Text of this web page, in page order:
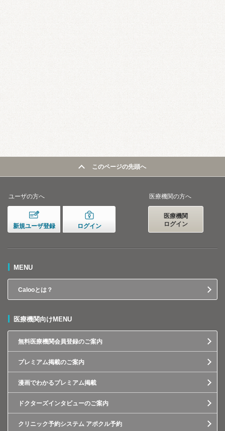
このページの先頭へ
ユーザの方へ
新規ユーザ登録 ログイン
医療機関の方へ
医療機関
ログイン
MENU
Calooとは？
医療機関向けMENU
無料医療機関会員登録のご案内
プレミアム掲載のご案内
漫画でわかるプレミアム掲載
ドクターズインタビューのご案内
クリニック予約システム アポクル予約